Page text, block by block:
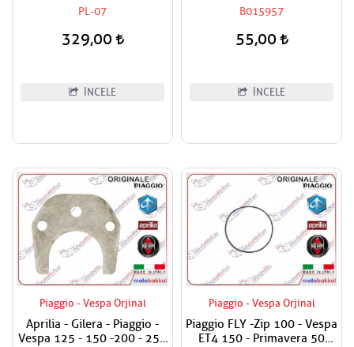
Turuncu-siyah
PL-07
329,00
İNCELE
Fiyatıdır
B015957
55,00
İNCELE
Piaggio - Vespa Orjinal
Aprilia - Gilera - Piaggio -
Vespa 125 - 150 -200 - 250
Piaggio - Vespa Orjinal
Piaggio FLY -Zip 100 - Vespa
ET4 150 - Primavera 50